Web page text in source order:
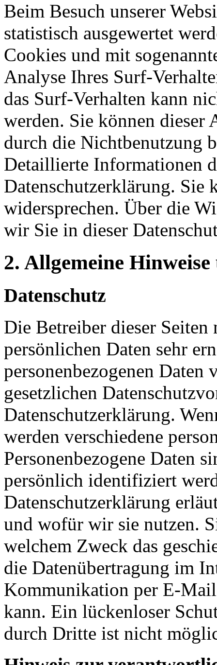
Beim Besuch unserer
statistisch ausgewertet
Cookies und mit
Analyse Ihres Surf-
das Surf-Verhalten kann
werden. Sie können dieser
durch die Nichtbenutzung
Detaillierte Informationen
Datenschutzerklärung. Sie
widersprechen. Über die
wir Sie in dieser
2. Allgemeine
Datenschutz
Die Betreiber dieser Seiten
persönlichen Daten sehr
personenbezogenen Daten
gesetzlichen
Datenschutzerklärung.
werden verschiedene
Personenbezogene Daten
persönlich identifiziert
Datenschutzerklärung
und wofür wir sie nutzen.
welchem Zweck das
die Datenübertragung im
Kommunikation per E-
kann. Ein lückenloser
durch Dritte ist nicht